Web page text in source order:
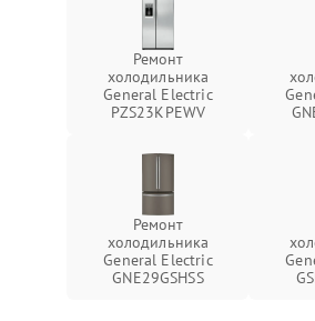
Ремонт
холодильника
General Electric
PZS23KPEWV
Ремонт
холодильника
General Electric
GNE29GSHSS